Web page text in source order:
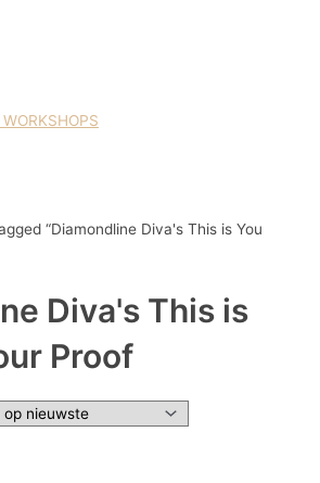
“Diamondline Diva's This is You
Diva's This is
Proof